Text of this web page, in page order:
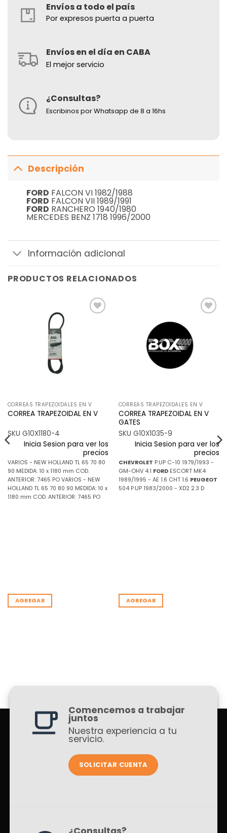
Envíos a todo el país
Por expresos puerta a puerta
Envíos en el día en CABA
El mejor servicio
¿Consultas?
Escribinos por Whatsapp de 8 a 16hs
Descripción
FORD FALCON VI 1982/1988
FORD FALCON VII 1989/1991
FORD RANCHERO 1940/1980
MERCEDES BENZ 1718 1996/2000
Información adicional
PRODUCTOS RELACIONADOS
CORREAS TRAPEZOIDALES EN V
CORREA TRAPEZOIDAL EN V
SKU G10X1180-4
Inicia Sesion para ver los
precios
VARIOS - NEW HOLLAND TL 65 70 80
90 MEDIDA: 10 x 1180 mm COD.
ANTERIOR: 7465 PO VARIOS - NEW
HOLLAND TL 65 70 80 90 MEDIDA: 10 x
1180 mm COD. ANTERIOR: 7465 PO
AGREGAR
deseos
CORREAS TRAPEZOIDALES EN V
CORREA TRAPEZOIDAL EN V
GATES
SKU G10X1035-9
Inicia Sesion para ver los
precios
CHEVROLET P.UP C-10 1979/1993 -
GM-OHV 4.1 FORDESCORT MK4
1989/1995 - AE 1.6 CHT 1.6 PEUGEOT
504 P.UP 1983/2000 - XD2 2.3 D
AGREGAR
Comencemos a trabajar
juntos
Nuestra experiencia a tu
servicio.
SOLICITAR CUENTA